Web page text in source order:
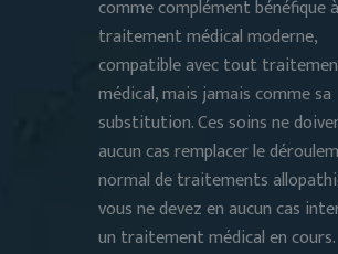
comme complément bénéfique
traitement médical moderne,
compatible avec tout
médical, mais jamais comme sa
substitution. Ces soins ne
aucun cas remplacer le
normal de traitements
vous ne devez en aucun cas
un traitement médical en cours.